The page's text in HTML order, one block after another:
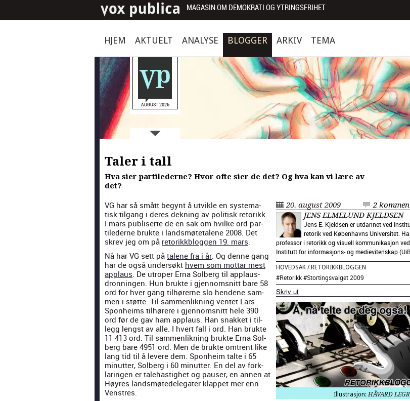
MAGASIN OM DEMOKRATI OG YTRINGSFRIHET
HJEM AKTUELT ANALYSE BLOGGER ARKIV TEMA
AUGUST 2026
Taler i tall
Hva sier partilederne? Hvor ofte sier de det? Og hva kan vi lære av
det?
20. august 2009
2
JENS ELMELUND KJELDSEN
Jens E. Kjeldsen er utdannet ved
retorik ved Københavns Universitet.
professor i retorikk og visuell kommunikasjon ved
Institutt for informasjons- og medievitenskap
HOVEDSAK / RETORIKK­BLOGGEN
#Retorikk#Stortingsvalget 2009
Skriv ut
Illustrasjon:HÅVARD
VG har så smått beg­y­nt å utvikle en sys­tem­a­
tisk til­gang i deres dekn­ing av poli­tisk retorikk.
I mars pub­lis­erte de en sak om hvilke ord par­
tiled­erne bruk­te i landsmøte­ta­l­ene 2008. Det
skrev jeg om på retorikkbloggen 19. mars.
Nå har VG sett på tal­ene fra i år. Og denne gang
har de også under­søkt hvem som mot­tar mest
applaus. De utrop­er Erna Sol­berg til applaus-
dron­nin­gen. Hun bruk­te i gjen­nom­snitt bare 58
ord for hver gang tilhør­erne slo hen­dene sam­
men i støtte. Til sam­men­likn­ing ven­tet Lars
Spon­heims tilhørere i gjen­nom­snitt hele 390
ord før de gav ham applaus. Han snakket i til­
legg lengst av alle. I hvert fall i ord. Han bruk­te
11 413 ord. Til sam­men­likn­ing bruk­te Erna Sol­
berg bare 4951 ord. Men de bruk­te omtrent like
lang tid til å levere dem. Spon­heim talte i 65
min­ut­ter, Sol­berg i 60 min­ut­ter. En del av fork­
larin­gen er tale­hastighet og pauser, en annen at
Høyres landsmøt­edel­e­gater klap­pet mer enn
Ven­stres.